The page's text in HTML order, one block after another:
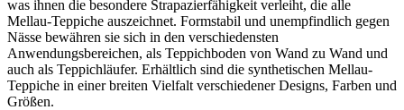
was ihnen die besondere Strapazierfähigkeit verleiht, die alle
Mellau-Teppiche auszeichnet. Formstabil und unempfindlich gegen
Nässe bewähren sie sich in den verschiedensten
Anwendungsbereichen, als Teppichboden von Wand zu Wand und
auch als Teppichläufer. Erhältlich sind die synthetischen Mellau-
Teppiche in einer breiten Vielfalt verschiedener Designs, Farben und
Größen.